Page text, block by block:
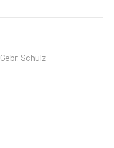
Gebr. Schulz